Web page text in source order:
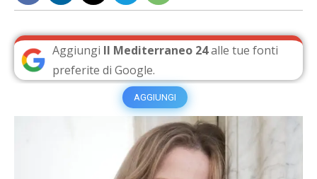
Aggiungi Il Mediterraneo 24alle tue fonti
preferite di Google.
AGGIUNGI